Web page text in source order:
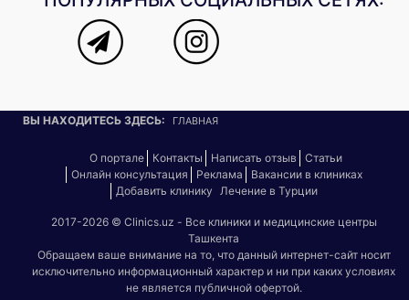
ВЫ НАХОДИТЕСЬ ЗДЕСЬ: ГЛАВНАЯ
О портале Контакты Написать отзыв
Статьи
Онлайн консультация
Реклама
Вакансии в клиниках
Добавить клинику Лечение в Турции
2017-2026 © Clinics.uz - Все клиники и медицинские центры
Ташкента
Обращаем ваше внимание на то, что данный интернет-сайт носит
исключительно информационный характер и ни при каких условиях
не является публичной офертой.